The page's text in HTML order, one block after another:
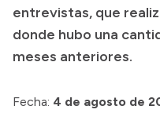
Consulta de
Consulta de pago a
Convocatorias
entrevistas, que
donde hubo una
meses anteriores.
Fecha: 4 de agosto de